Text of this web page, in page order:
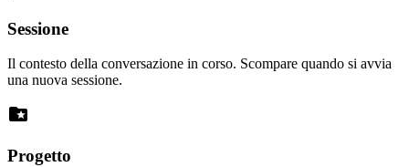
Sessione
Il contesto della conversazione in corso. Scompare quando si avvia
una nuova sessione.
folder_special
Progetto